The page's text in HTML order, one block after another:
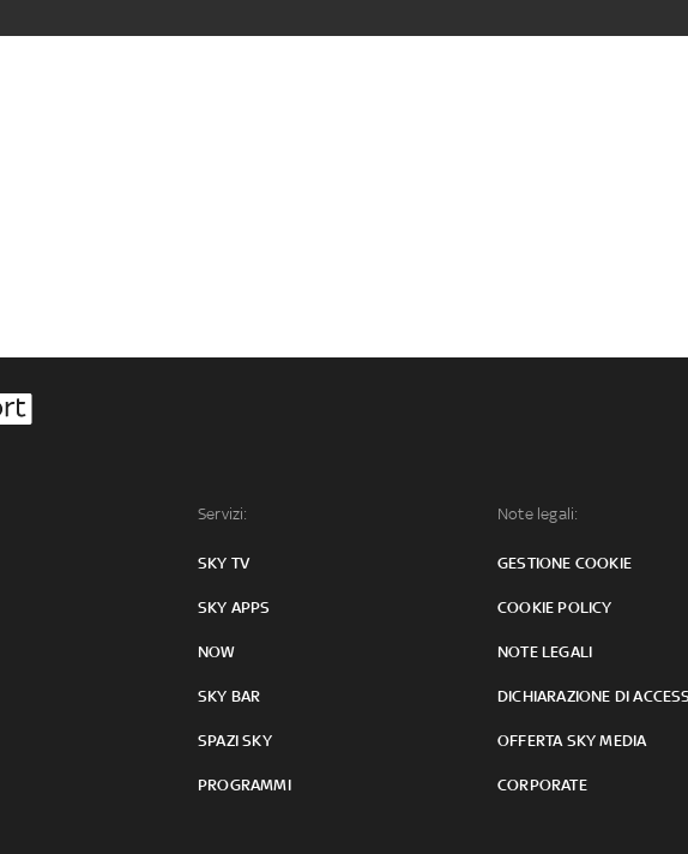
Servizi:
SKY TV
SKY APPS
NOW
SKY BAR
SPAZI SKY
PROGRAMMI
Note legali:
GESTIONE COOKIE
COOKIE POLICY
NOTE LEGALI
DICHIARAZIONE DI
OFFERTA SKY MEDIA
CORPORATE